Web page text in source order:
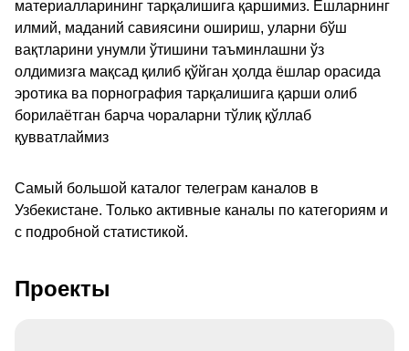
материалларининг тарқалишига қаршимиз. Ёшларнинг
илмий, маданий савиясини ошириш, уларни бўш
вақтларини унумли ўтишини таъминлашни ўз
олдимизга мақсад қилиб қўйган ҳолда ёшлар орасида
эротика ва порнография тарқалишига қарши олиб
борилаётган барча чораларни тўлиқ қўллаб
қувватлаймиз
Самый большой каталог телеграм каналов в
Узбекистане. Только активные каналы по категориям и
с подробной статистикой.
Проекты